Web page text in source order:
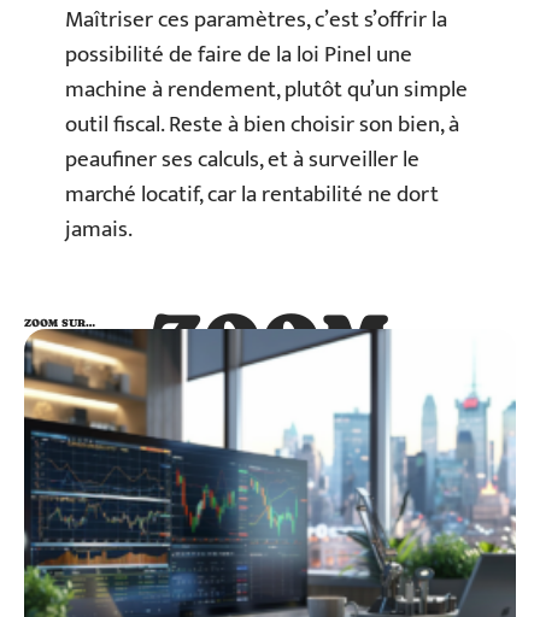
Maîtriser ces paramètres, c’est s’offrir la
possibilité de faire de la loi Pinel une
machine à rendement, plutôt qu’un simple
outil fiscal. Reste à bien choisir son bien, à
peaufiner ses calculs, et à surveiller le
marché locatif, car la rentabilité ne dort
jamais.
ZOOM
SUR…
ZOOM SUR…